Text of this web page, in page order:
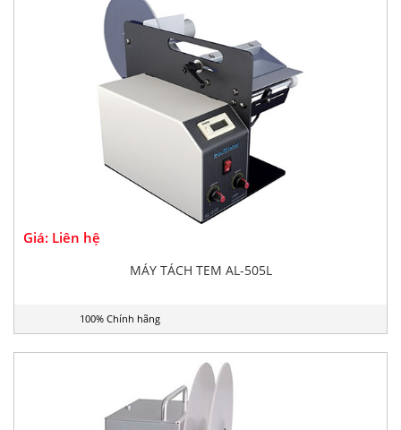
Giá: Liên hệ
MÁY TÁCH TEM AL-505L
100% Chính hãng